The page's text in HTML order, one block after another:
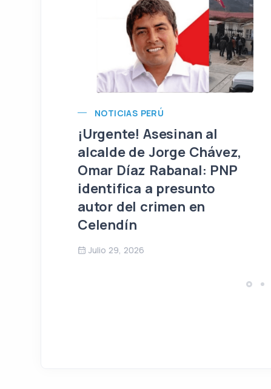
NOTICIAS PERÚ
¡Urgente! Asesinan al
alcalde de Jorge Chávez,
Omar Díaz Rabanal: PNP
identifica a presunto
autor del crimen en
Celendín
Julio 29, 2026